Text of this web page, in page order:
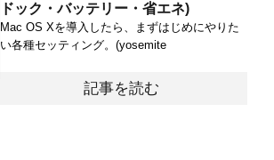
ドック・バッテリー・省エネ)
Mac OS Xを導入したら、まずはじめにやりた
い各種セッティング。(yosemite
記事を読む